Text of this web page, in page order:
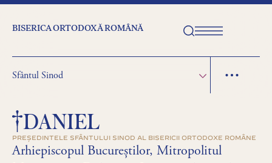
BISERICA ORTODOXĂ ROMÂNĂ
Sfântul Sinod
DANIEL
PREȘEDINTELE SFÂNTULUI SINOD AL BISERICII ORTODOXE ROMÂNE
Arhiepiscopul Bucureștilor, Mitropolitul